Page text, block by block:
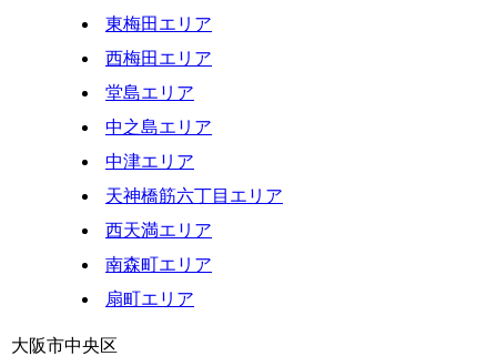
東梅田エリア
西梅田エリア
堂島エリア
中之島エリア
中津エリア
天神橋筋六丁目エリア
西天満エリア
南森町エリア
扇町エリア
大阪市中央区